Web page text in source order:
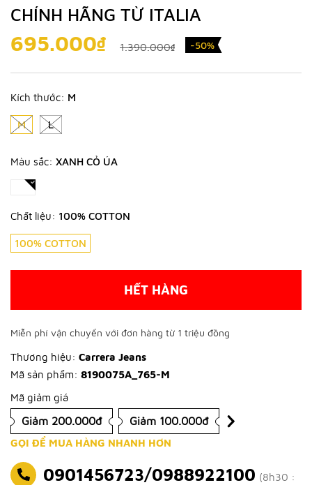
CHÍNH HÃNG TỪ ITALIA
695.000₫ 1.390.000₫ -50%
Kích thước: M
M L
Màu sắc: XANH CỎ ÚA
Chất liệu: 100% COTTON
100% COTTON
HẾT HÀNG
Miễn phí vận chuyển với đơn hàng từ 1 triệu đồng
Thương hiệu: Carrera Jeans
Mã sản phẩm: 8190075A_765-M
Mã giảm giá
Giảm 200.000đ Giảm 100.000đ
GỌI ĐỂ MUA HÀNG NHANH HƠN
0901456723/0988922100 (8h30 :